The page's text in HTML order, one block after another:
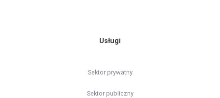
Usługi
Sektor prywatny
Sektor publiczny